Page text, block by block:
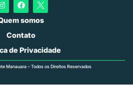
somos
Contato
de Privacidade
Manauara – Todos os Direitos Reservados